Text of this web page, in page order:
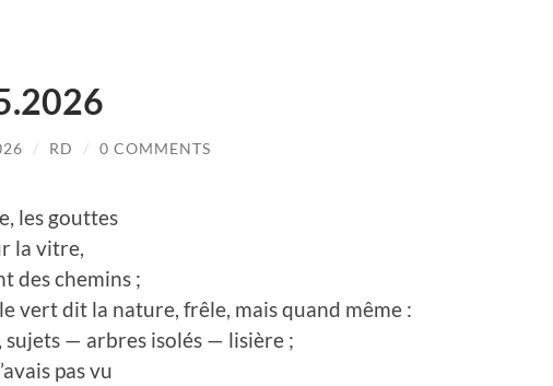
/ RD / 0 COMMENTS
les gouttes
la vitre,
des chemins ;
vert dit la nature, frêle, mais quand même :
sujets — arbres isolés — lisière ;
pas vu